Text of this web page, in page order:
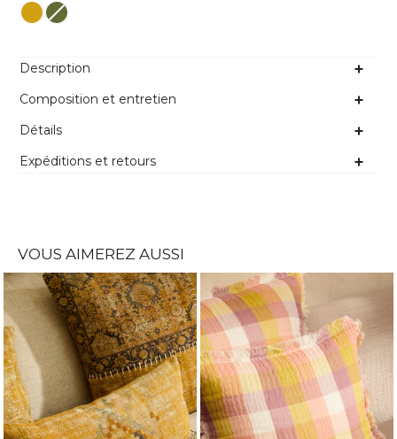
Couleur
Description
Composition et entretien
Détails
Expéditions et retours
VOUS AIMEREZ AUSSI